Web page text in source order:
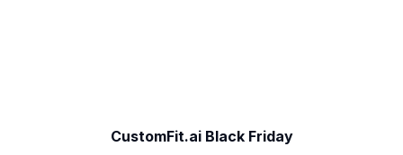
CustomFit.ai Black Friday